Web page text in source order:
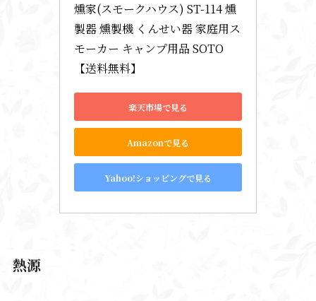
燻家(スモークハウス) ST-114 燻
製器 燻製機 くんせい器 家庭用ス
モーカー キャンプ用品 SOTO
【送料無料】
楽天市場で見る
Amazonで見る
Yahoo!ショッピングで見る
熱源